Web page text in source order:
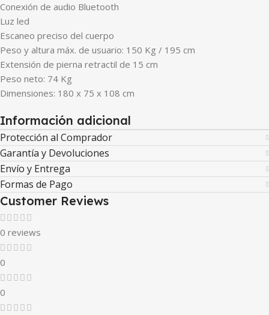
Conexión de audio Bluetooth
Luz led
Escaneo preciso del cuerpo
Peso y altura máx. de usuario: 150 Kg / 195 cm
Extensión de pierna retractil de 15 cm
Peso neto: 74 Kg
Dimensiones: 180 x 75 x 108 cm
Información adicional
Protección al Comprador
Garantía y Devoluciones
Envío y Entrega
Formas de Pago
Customer Reviews
0 reviews
0
0